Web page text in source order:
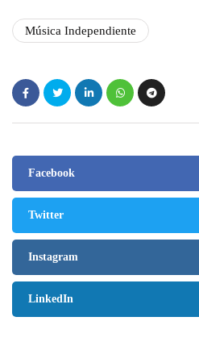
Música Independiente
Facebook
Twitter
Instagram
LinkedIn